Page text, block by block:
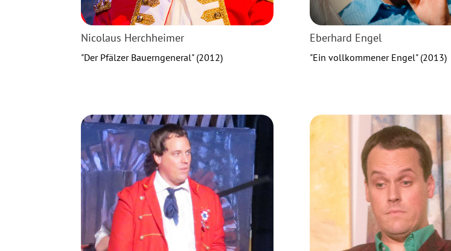
Nicolaus Herchheimer
"Der Pfälzer Bauerngeneral" (2012)
Eberhard Engel
"Ein vollkommener Engel" (2013)